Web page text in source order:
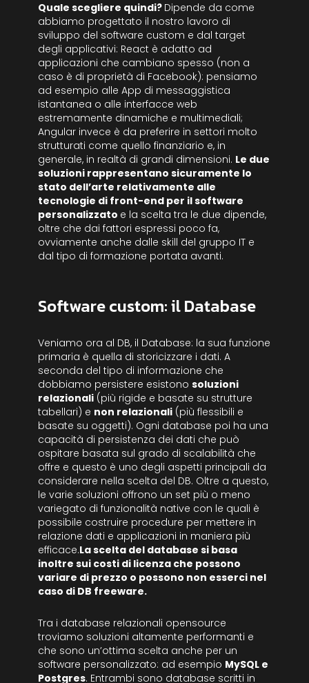
Quale scegliere quindi? Dipende da come
abbiamo progettato il nostro lavoro di
sviluppo del software custom e dal target
degli applicativi: React è adatto ad
applicazioni che cambiano spesso (non a
caso è di proprietà di Facebook): pensiamo
ad esempio alle App di messaggistica
istantanea o alle interfacce web
estremamente dinamiche e multimediali;
Angular invece è da preferire in settori molto
strutturati come quello finanziario e, in
generale, in realtà di grandi dimensioni. Le due
soluzioni rappresentano sicuramente lo
stato dell’arte relativamente alle
tecnologie di front-end per il software
personalizzato e la scelta tra le due dipende,
oltre che dai fattori espressi poco fa,
ovviamente anche dalle skill del gruppo IT e
dal tipo di formazione portata avanti.
Software custom: il Database
Veniamo ora al DB, il Database: la sua funzione
primaria è quella di storicizzare i dati. A
seconda del tipo di informazione che
dobbiamo persistere esistono soluzioni
relazionali (più rigide e basate su strutture
tabellari) e non relazionali (più flessibili e
basate su oggetti). Ogni database poi ha una
capacità di persistenza dei dati che può
ospitare basata sul grado di scalabilità che
offre e questo è uno degli aspetti principali da
considerare nella scelta del DB. Oltre a questo,
le varie soluzioni offrono un set più o meno
variegato di funzionalità native con le quali è
possibile costruire procedure per mettere in
relazione dati e applicazioni in maniera più
efficace.La scelta del database si basa
inoltre sui costi di licenza che possono
variare di prezzo o possono non esserci nel
caso di DB freeware.
Tra i database relazionali opensource
troviamo soluzioni altamente performanti e
che sono un’ottima scelta anche per un
software personalizzato: ad esempio MySQL e
Postgres. Entrambi sono database scritti in